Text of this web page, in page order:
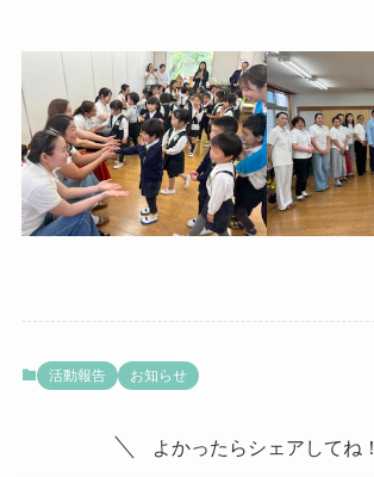
活動報告 お知らせ
よかったらシェアしてね！